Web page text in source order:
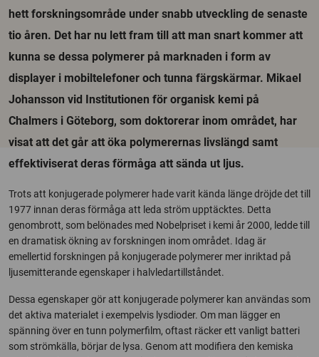
hett forskningsområde under snabb utveckling de senaste
tio åren. Det har nu lett fram till att man snart kommer att
kunna se dessa polymerer på marknaden i form av
displayer i mobiltelefoner och tunna färgskärmar. Mikael
Johansson vid Institutionen för organisk kemi på
Chalmers i Göteborg, som doktorerar inom området, har
visat att det går att öka polymerernas livslängd samt
effektiviserat deras förmåga att sända ut ljus.
Trots att konjugerade polymerer hade varit kända länge dröjde det till
1977 innan deras förmåga att leda ström upptäcktes. Detta
genombrott, som belönades med Nobelpriset i kemi år 2000, ledde till
en dramatisk ökning av forskningen inom området. Idag är
emellertid forskningen på konjugerade polymerer mer inriktad på
ljusemitterande egenskaper i halvledartillståndet.
Dessa egenskaper gör att konjugerade polymerer kan användas som
det aktiva materialet i exempelvis lysdioder. Om man lägger en
spänning över en tunn polymerfilm, oftast räcker ett vanligt batteri
som strömkälla, börjar de lysa. Genom att modifiera den kemiska